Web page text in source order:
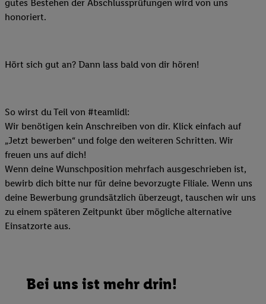
gutes Bestehen der Abschlussprüfungen wird von uns
honoriert.
Hört sich gut an? Dann lass bald von dir hören!
So wirst du Teil von #teamlidl:
Wir benötigen kein Anschreiben von dir. Klick einfach auf
„Jetzt bewerben“ und folge den weiteren Schritten. Wir
freuen uns auf dich!
Wenn deine Wunschposition mehrfach ausgeschrieben ist,
bewirb dich bitte nur für deine bevorzugte Filiale. Wenn uns
deine Bewerbung grundsätzlich überzeugt, tauschen wir uns
zu einem späteren Zeitpunkt über mögliche alternative
Einsatzorte aus.
Bei uns ist mehr drin!